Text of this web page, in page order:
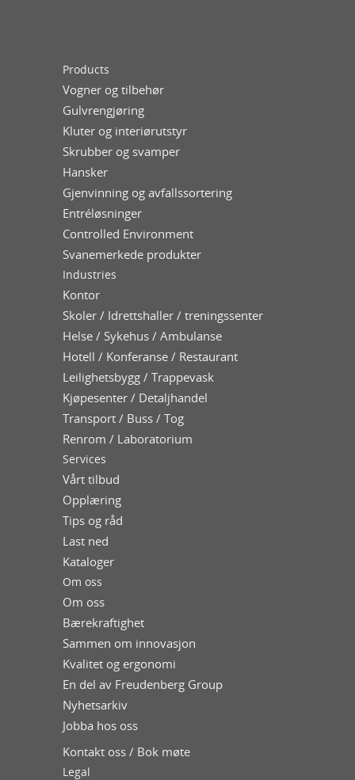
Products
Vogner og tilbehør
Gulvrengjøring
Kluter og interiørutstyr
Skrubber og svamper
Hansker
Gjenvinning og avfallssortering
Entréløsninger
Controlled Environment
Svanemerkede produkter
Industries
Kontor
Skoler / Idrettshaller / treningssenter
Helse / Sykehus / Ambulanse
Hotell / Konferanse / Restaurant
Leilighetsbygg / Trappevask
Kjøpesenter / Detaljhandel
Transport / Buss / Tog
Renrom / Laboratorium
Services
Vårt tilbud
Opplæring
Tips og råd
Last ned
Kataloger
Om oss
Om oss
Bærekraftighet
Sammen om innovasjon
Kvalitet og ergonomi
En del av Freudenberg Group
Nyhetsarkiv
Jobba hos oss
Kontakt oss / Bok møte
Legal